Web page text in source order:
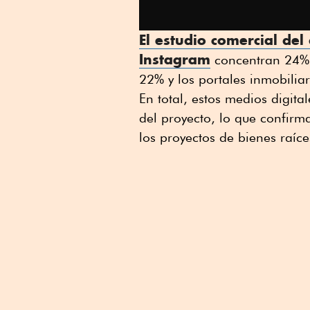
El estudio comercial
Instagram concentran
22% y los portales
En total, estos medios
del proyecto, lo que
los proyectos de bienes